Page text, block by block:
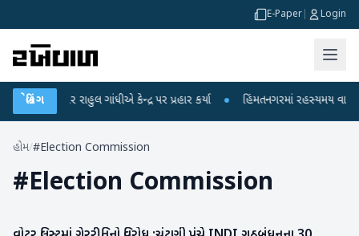
E-Paper Login
બ્રેકિંગ
પર રાહુલ ગાંધીએ કેન્દ્ર પર પ્રહાર કર્યા ● હિંમતનગરમાં રહસ્યમય વાયરસ કે
હોમ/#Election Commission
#Election Commission
રાષ્ટ્રીય